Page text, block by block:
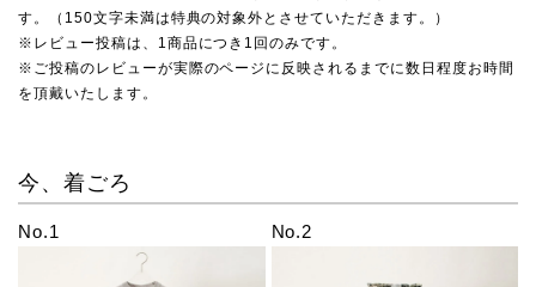
す。（150文字未満は特典の対象外とさせていただきます。）
※レビュー投稿は、1商品につき1回のみです。
※ご投稿のレビューが実際のページに反映されるまでに数日程度お時間
を頂戴いたします。
今、着ごろ
No.1 No.2